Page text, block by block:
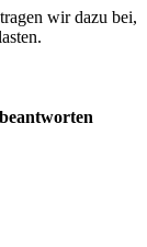
wir dazu bei,